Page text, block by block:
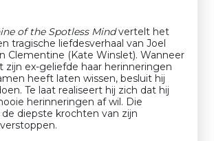
of the Spotless Mindvertelt het
tragische liefdesverhaal van Joel
Clementine (Kate Winslet). Wanneer
zijn ex-geliefde haar herinneringen
heeft laten wissen, besluit hij
Te laat realiseert hij zich dat hij
herinneringen af wil. Die
diepste krochten van zijn